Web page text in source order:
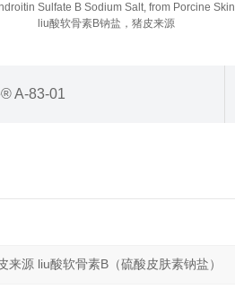
Sulfate B Sodium Salt, from Porcine Skin
liu酸软骨素B钠盐，猪皮来源
A-83-01